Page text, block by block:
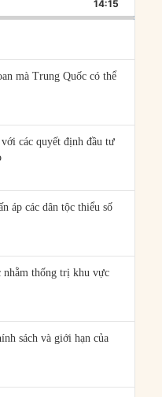
14:15
mà Trung Quốc có thể
các quyết định đầu tư
áp các dân tộc thiểu số
nhằm thống trị khu vực
sách và giới hạn của